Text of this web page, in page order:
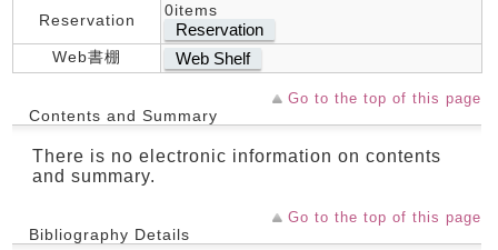
Reservation
0items
Reservation
Web書棚 Web Shelf
Go to the top of this page
Contents and Summary
There is no electronic information on contents
and summary.
Go to the top of this page
Bibliography Details